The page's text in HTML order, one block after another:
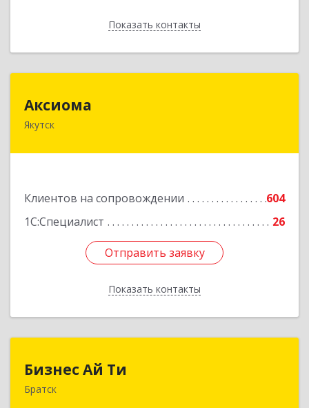
Показать контакты
Назад
Аксиома
Якутск
Клиентов на сопровождении
604
1С:Специалист
26
Отправить заявку
Показать контакты
677000, Саха /Якутия/ Респ, Якутск г, Чиряева
Отправить заявку
Назад
Бизнес Ай Ти
Братск
665717, Иркутская обл, Братск г, Центральный